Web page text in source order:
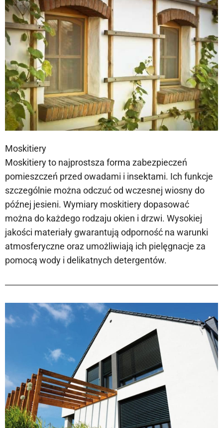
Moskitiery
Moskitiery to najprostsza forma zabezpieczeń
pomieszczeń przed owadami i insektami. Ich funkcje
szczególnie można odczuć od wczesnej wiosny do
późnej jesieni. Wymiary moskitiery dopasować
można do każdego rodzaju okien i drzwi. Wysokiej
jakości materiały gwarantują odporność na warunki
atmosferyczne oraz umożliwiają ich pielęgnacje za
pomocą wody i delikatnych detergentów.